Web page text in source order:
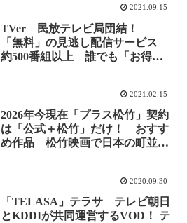
2021.09.15
TVer 民放テレビ局団結！
「無料」の見逃し配信サービス
約500番組以上 誰でも「お得＆
2021.02.15
2026年今現在「プラス松竹」契約
は「公式＋松竹」だけ！ おすす
め作品 松竹映画で日本の町並み
2020.09.30
「TELASA」テラサ テレビ朝日
とKDDIが共同運営するVOD！ テ